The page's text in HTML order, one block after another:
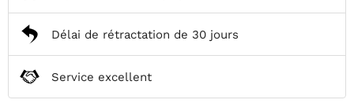
Délai de rétractation de 30 jours
Service excellent